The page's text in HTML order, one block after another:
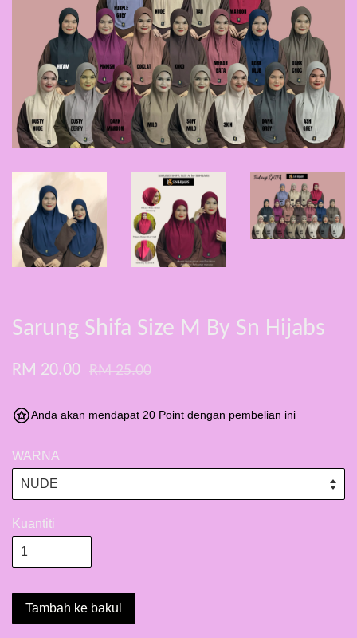
Sarung Shifa Size M By Sn Hijabs
RM 20.00 RM 25.00
Anda akan mendapat 20 Point dengan pembelian ini
WARNA
Kuantiti
Tambah ke bakul